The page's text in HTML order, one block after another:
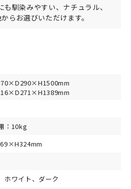
馴染みやすい、ナチュラル、
らお選びいただけます。
：10kg
ホワイト、ダーク